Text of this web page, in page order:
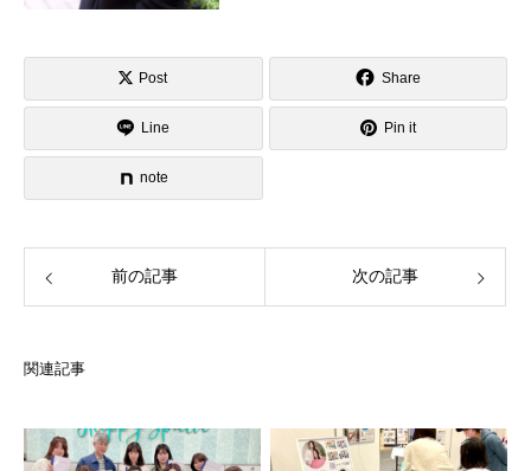
Post Share
Line Pin it
note
前の記事 次の記事
関連記事